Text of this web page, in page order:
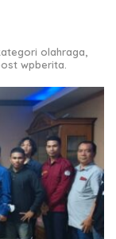
olahraga,
wpberita.